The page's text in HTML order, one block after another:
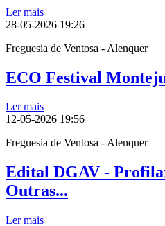
Ler mais
28-05-2026 19:26
Freguesia de Ventosa - Alenquer
ECO Festival
Ler mais
12-05-2026 19:56
Freguesia de Ventosa - Alenquer
Edital DGAV -
Outras...
Ler mais